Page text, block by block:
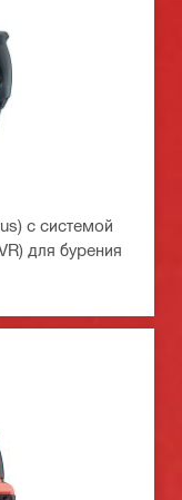
с системой
для бурения